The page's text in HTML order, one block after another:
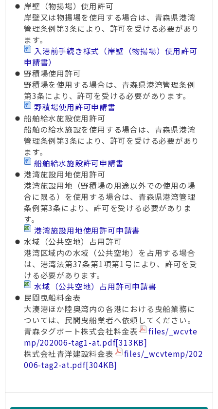
岸壁（物揚場）使用許可
岸壁又は物揚場を使用する場合は、青森県港湾
管理条例第3条により、許可を受ける必要があり
ます。
入港前手続き様式（岸壁（物揚場）使用許可
申請書）
野積場使用許可
野積場を使用する場合は、青森県港湾管理条例
第3条により、許可を受ける必要があります。
野積場使用許可申請書
船舶給水施設使用許可
船舶の給水施設を使用する場合は、青森県港湾
管理条例第3条により、許可を受ける必要があり
ます。
船舶給水施設許可申請書
港湾施設用地使用許可
港湾施設用地（野積場の用途以外での使用の場
合に限る）を使用する場合は、青森県港湾管理
条例第3条により、許可を受ける必要がありま
す。
港湾施設用地使用許可申請書
水域（公共空地）占用許可
港湾区域内の水域（公共空地）を占用する場合
は、港湾法第37条第1項第1号により、許可を受
ける必要があります。
水域（公共空地）占用許可申請書
民間曳船料金表
大湊港ほか陸奥湾内の各港における曳船業務に
ついては、民間曳船業者へ依頼してください。
青森タグボート株式会社料金表
files/_wcvte
mp/202006-tag1-at.pdf[313KB]
株式会社青洋建設料金表
files/_wcvtemp/202
006-tag2-at.pdf[304KB]